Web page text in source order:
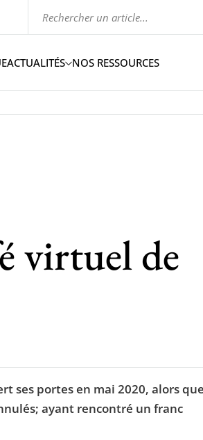
ACTUALITÉS NOS RESSOURCES
virtuel de
ses portes en mai 2020, alors que
ayant rencontré un franc